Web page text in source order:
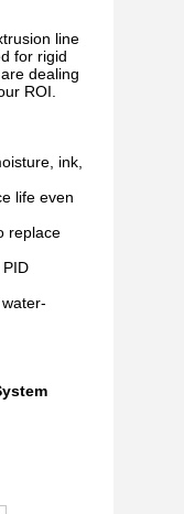
line
for rigid
dealing
ROI.
ink,
life even
replace